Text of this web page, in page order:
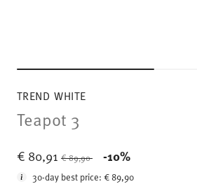
TREND WHITE
Teapot 3
€ 80,91 Price reduced from
€ 89,90 -10%
30-day best price:€ 89,90